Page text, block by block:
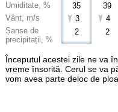
Umiditate, %
Vânt, m/s
Șanse de
precipitații, %
35
3
2
39
4
2
Începutul acestei zile ne va
vreme însorită. Cerul se va
vom avea parte deloc de